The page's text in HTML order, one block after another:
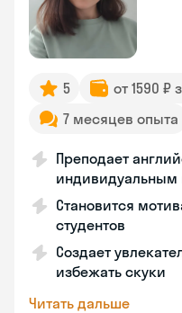
5
от 1590 ₽
7 месяцев опыта
Преподает
индивидуальным
Становится
студентов
Создает
избежать скуки
Читать дальше